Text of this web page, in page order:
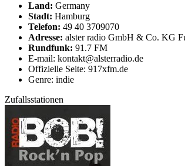
Land: Germany
Stadt: Hamburg
Telefon: 49 40 3709070
Adresse: alster radio GmbH & Co. KG
Rundfunk: 91.7 FM
E-mail: kontakt@alsterradio.de
Offizielle Seite: 917xfm.de
Genre: indie
Zufallsstationen